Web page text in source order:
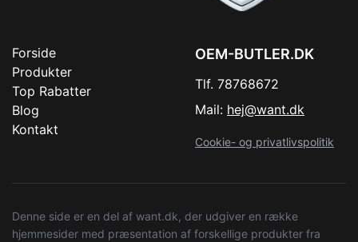
Forside
Produkter
Top Rabatter
Blog
Kontakt
OEM-BUTLER.DK
Tlf. 78768672
Mail: hej@want.dk
Cookie- og privatlivspolitik
Denne side er en del af want.dk, der udgiver en række
hjemmesider med præsentation af forskellige produkter fra